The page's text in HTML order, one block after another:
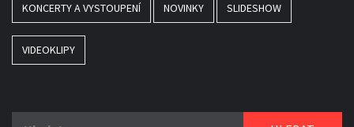
KONCERTY A VYSTOUPENÍ NOVINKY SLIDESHOW
VIDEOKLIPY